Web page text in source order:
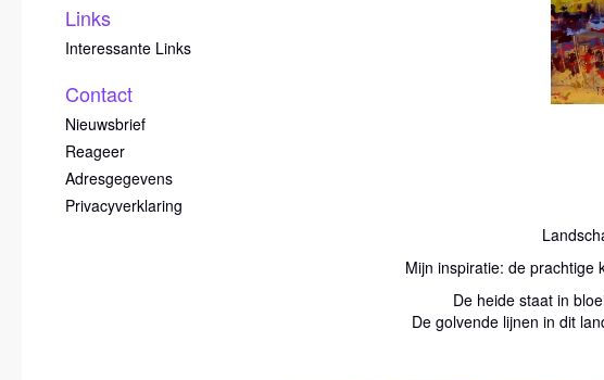
Mijn inspiratie: de prachtige
De heide staat in
De golvende lijnen in dit
Links
Interessante Links
Contact
Nieuwsbrief
Reageer
Adresgegevens
Privacyverklaring